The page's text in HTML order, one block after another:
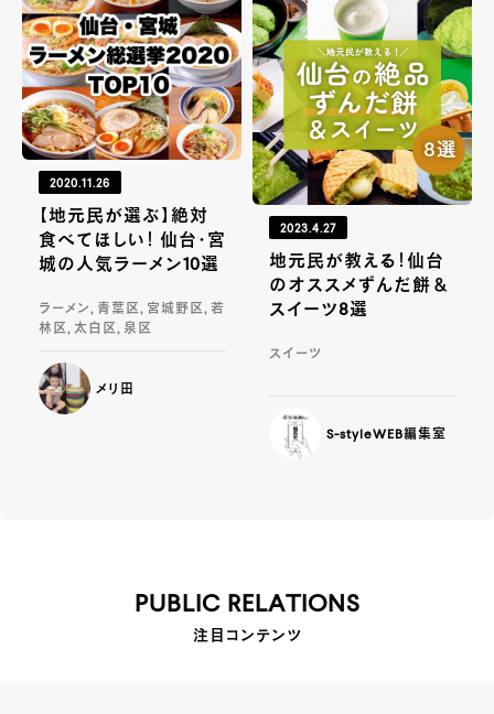
2020.11.26
【地元民が選ぶ】絶対
食べてほしい！ 仙台・宮
城の人気ラーメン10選
ラーメン, 青葉区, 宮城野区, 若
林区, 太白区, 泉区
メリ田
2023.4.27
地元民が教える！仙台
のオススメずんだ餅＆
スイーツ8選
スイーツ
S-styleWEB編集室
PUBLIC RELATIONS
注目コンテンツ